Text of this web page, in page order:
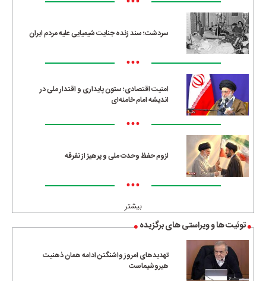
سردشت؛ سند زنده جنایت شیمیایی علیه مردم ایران
•••
امنیت اقتصادی؛ ستون پایداری و اقتدار ملی در
اندیشه امام خامنه‌ای
•••
لزوم حفظ وحدت ملی و پرهیز از تفرقه
•••
بیشتر
توئیت ها و ویراستی های برگزیده
تهدیدهای امروز واشنگتن ادامه همان ذهنیت
هیروشیماست